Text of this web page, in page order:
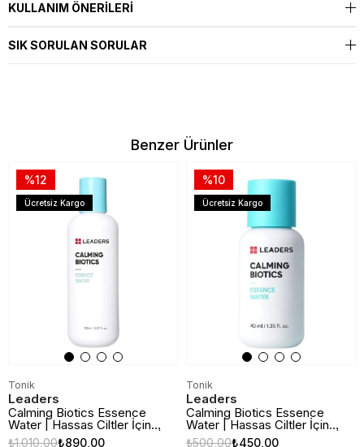
KULLANIM ÖNERILERI
SIK SORULAN SORULAR
Benzer Ürünler
Tonik
Leaders
Calming Biotics Essence
Water | Hassas Ciltler İçin
Yatıştırıcı Tonik & Essence |
₺890,00
₺1.010,00
%12
Ücretsiz Kargo
Tonik
Leaders
Calming Biotics Essence
Water | Hassas Ciltler İçin
Yatıştırıcı Tonik & Essence |
₺450,00
₺500,00
%10
Ücretsiz Kargo